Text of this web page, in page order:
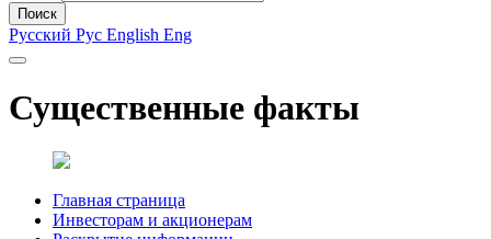
Поиск
Русский Рус English Eng
Существенные факты
Главная страница
Инвесторам и акционерам